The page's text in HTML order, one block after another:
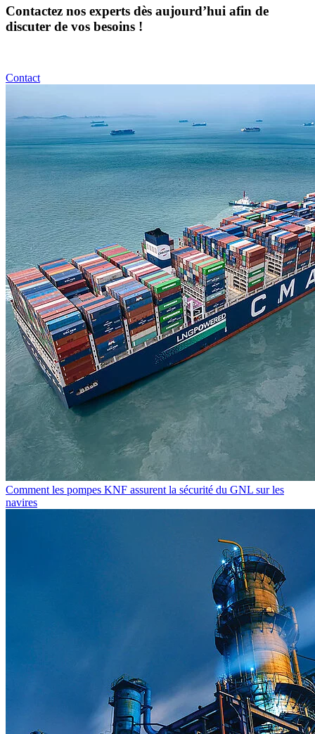
Contactez nos experts dès aujourd’hui afin de
discuter de vos besoins !
Contact
Comment les pompes KNF assurent la sécurité du GNL sur les
navires